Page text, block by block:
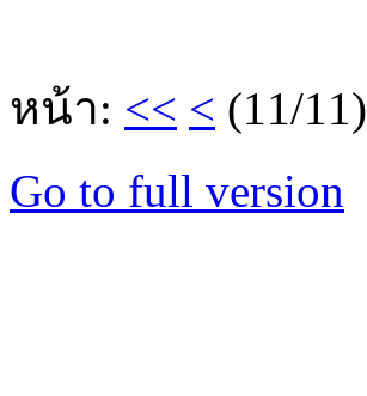
หน้า: << < (11/11)
Go to full version